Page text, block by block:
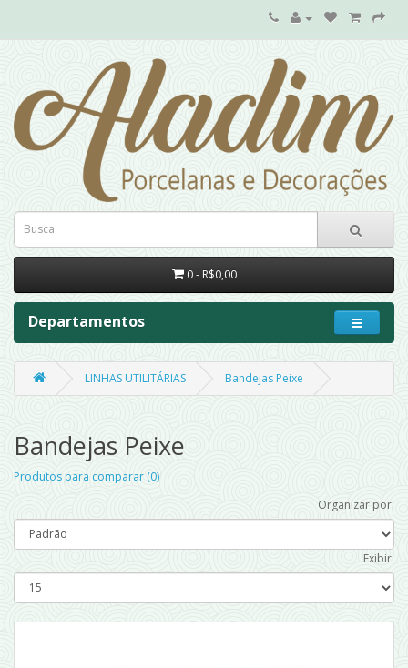
0 - R$0,00
Departamentos
LINHAS UTILITÁRIAS Bandejas Peixe
Bandejas Peixe
Produtos para comparar (0)
Organizar por:
Exibir: